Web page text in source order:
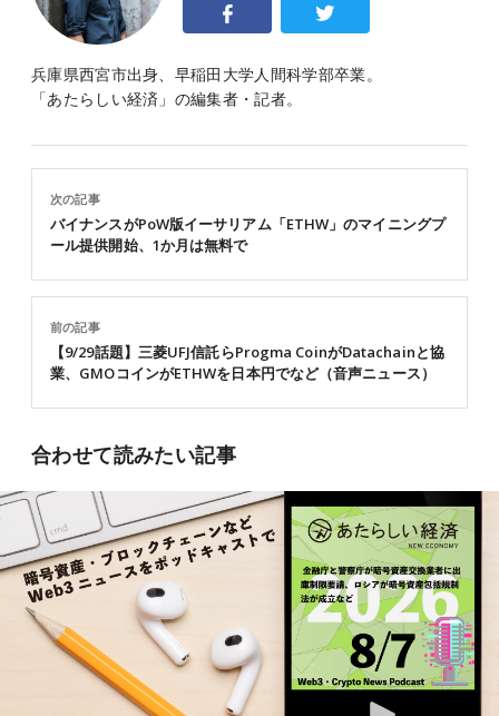
兵庫県西宮市出身、早稲田大学人間科学部卒業。
「あたらしい経済」の編集者・記者。
前の記事
【9/29話題】三菱UFJ信託らProgma CoinがDatachainと協
業、GMOコインがETHWを日本円でなど（音声ニュース）
次の記事
バイナンスがPoW版イーサリアム「ETHW」のマイニングプ
ール提供開始、1か月は無料で
合わせて読みたい記事